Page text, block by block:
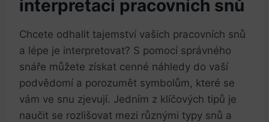
interpretaci pracovních snů
Chcete odhalit tajemství vašich pracovních snů
a lépe je interpretovat? S pomocí správného
snáře můžete získat cenné náhledy do vaší
podvědomí a porozumět symbolům, které se
vám ve snu zjevují. Jedním z klíčových tipů je
naučit se rozlišovat mezi různými typy snů a